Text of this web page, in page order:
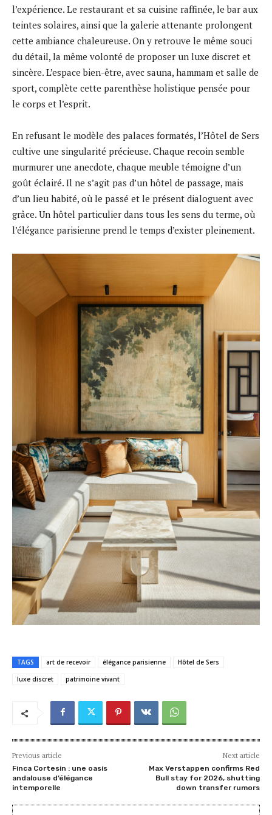
l’expérience. Le restaurant et sa cuisine raffinée, le bar aux
teintes solaires, ainsi que la galerie attenante prolongent
cette ambiance chaleureuse. On y retrouve le même souci
du détail, la même volonté de proposer un luxe discret et
sincère. L’espace bien-être, avec sauna, hammam et salle de
sport, complète cette parenthèse holistique pensée pour
le corps et l’esprit.
En refusant le modèle des palaces formatés, l’Hôtel de Sers
cultive une singularité précieuse. Chaque recoin semble
murmurer une anecdote, chaque meuble témoigne d’un
goût éclairé. Il ne s’agit pas d’un hôtel de passage, mais
d’un lieu habité, où le passé et le présent dialoguent avec
grâce. Un hôtel particulier dans tous les sens du terme, où
l’élégance parisienne prend le temps d’exister pleinement.
TAGS art de recevoir élégance parisienne
Hôtel de Sers
luxe discret
patrimoine vivant
Previous article
Finca Cortesin : une oasis
andalouse d’élégance
intemporelle
Next article
Max Verstappen confirms Red
Bull stay for 2026, shutting
down transfer rumors